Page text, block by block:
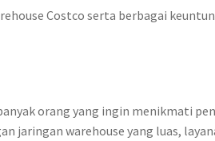
Costco serta berbagai
orang yang ingin menikmati
jaringan warehouse yang luas,